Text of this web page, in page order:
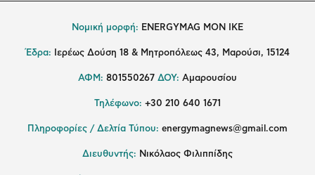
Νομική μορφή: ENERGYMAG MON IKE
Έδρα: Ιερέως Δούση 18 & Μητροπόλεως 43, Μαρούσι, 15124
ΑΦΜ: 801550267 ΔΟΥ: Αμαρουσίου
Τηλέφωνο: +30 210 640 1671
Πληροφορίες / Δελτία Τύπου: energymagnews@gmail.com
Διευθυντής: Νικόλαος Φιλιππίδης